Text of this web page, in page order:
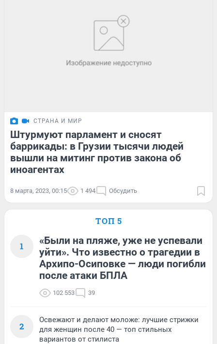
СТРАНА И МИР
Штурмуют парламент и сносят
баррикады: в Грузии тысячи людей
вышли на митинг против закона об
иноагентах
8 марта, 2023, 00:15 1 494 Обсудить
ТОП 5
1
«Были на пляже, уже не успевали
уйти». Что известно о трагедии в
Архипо-Осиповке — люди погибли
после атаки БПЛА
102 553 39
2
Освежают и делают моложе: лучшие стрижки
для женщин после 40 — топ стильных
вариантов от стилиста